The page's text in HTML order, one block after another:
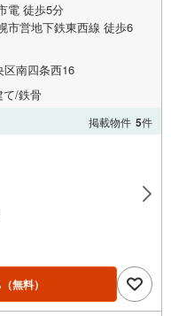
電 徒歩5分
市営地下鉄東西線 徒歩6
南四条西16
て/鉄骨
掲載物件 5件
（無料）